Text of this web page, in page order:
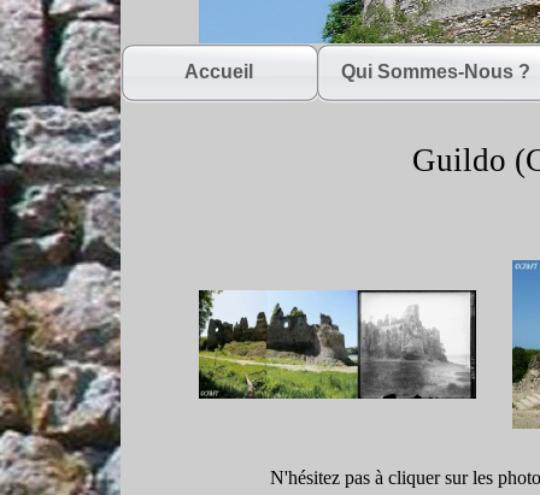
Accueil Qui Sommes-Nous ?
Guildo
N'hésitez pas à cliquer sur les